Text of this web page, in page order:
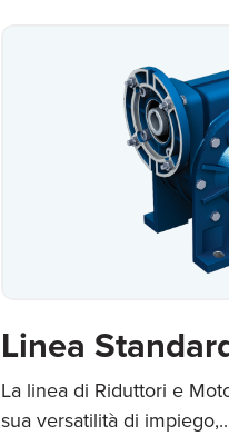
Linea
La linea di Riduttori e
sua versatilità di